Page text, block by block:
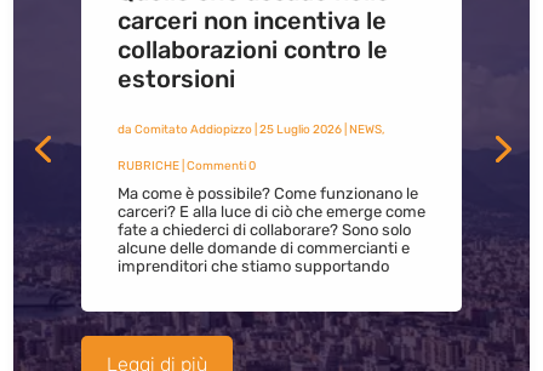
carceri non incentiva le
collaborazioni contro le
estorsioni
da Comitato Addiopizzo| 25 Luglio 2026| NEWS,
RUBRICHE| Commenti 0
Ma come è possibile? Come funzionano le
carceri? E alla luce di ciò che emerge come
fate a chiederci di collaborare? Sono solo
alcune delle domande di commercianti e
imprenditori che stiamo supportando
Leggi di più